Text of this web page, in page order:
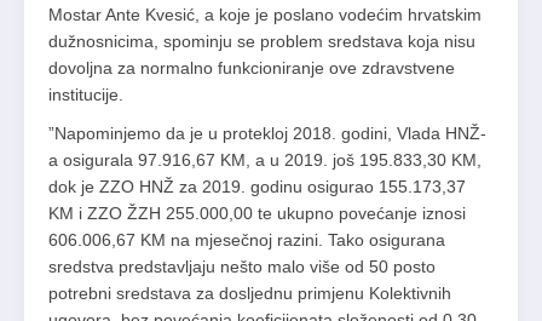
Mostar Ante Kvesić, a koje je poslano vodećim hrvatskim
dužnosnicima, spominju se problem sredstava koja nisu
dovoljna za normalno funkcioniranje ove zdravstvene
institucije.
”Napominjemo da je u protekloj 2018. godini, Vlada HNŽ-
a osigurala 97.916,67 KM, a u 2019. još 195.833,30 KM,
dok je ZZO HNŽ za 2019. godinu osigurao 155.173,37
KM i ZZO ŽZH 255.000,00 te ukupno povećanje iznosi
606.006,67 KM na mjesečnoj razini. Tako osigurana
sredstva predstavljaju nešto malo više od 50 posto
potrebni sredstava za dosljednu primjenu Kolektivnih